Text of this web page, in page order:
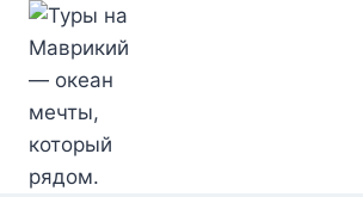
Перейти
содержимому